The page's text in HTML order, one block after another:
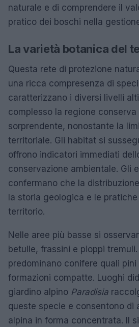
naturale e di comprendere il
pratico dei boschi nella
La varietà botanica del
Questa rete di protezione
una ricca compresenza di
caratterizzano i diversi livelli
complesso la regione conserva
sorprendente, nonostante la
territoriale. Gli habitat si
offrono indicatori immediati
conservazione ambientale. Gli
confermano che la
la storia geologica e le
territorio.
Nelle aree più basse si
betulle, frassini e pioppi
predominano conifere quali
formazioni compatte. Luoghi
giardino alpino Paradisia
queste specie e consentono di
alpina in forma concentrata. Il